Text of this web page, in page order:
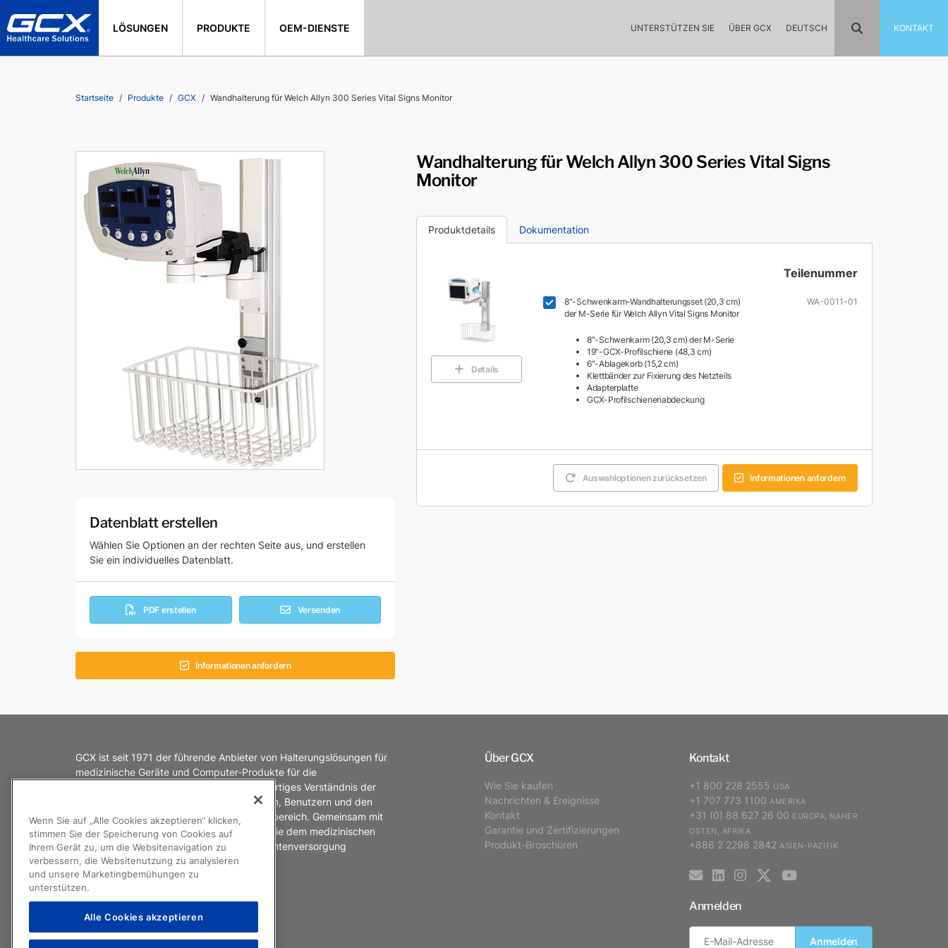
LÖSUNGEN PRODUKTE OEM-DIENSTE UNTERSTÜTZEN SIE ÜBER GCX DEUTSCH KONTAKT
Startseite Produkte GCX Wandhalterung für Welch Allyn 300 Series Vital Signs Monitor
Datenblatt erstellen
Wählen Sie Optionen an der rechten Seite aus, und erstellen
Sie ein individuelles Datenblatt.
PDF erstellen Versenden
Informationen anfordern
Wandhalterung für Welch Allyn 300 Series Vital Signs
Monitor
Produktdetails Dokumentation
Details
Teilenummer
8"-Schwenkarm-Wandhalterungsset (20,3 cm)
der M-Serie für Welch Allyn Vital Signs Monitor
8″-Schwenkarm (20,3 cm) der M-Serie
19″-GCX-Profilschiene (48,3 cm)
6″-Ablagekorb (15,2 cm)
Klettbänder zur Fixierung des Netzteils
Adapterplatte
GCX-Profilschienenabdeckung
WA-0011-01
Auswahloptionen zurücksetzen Informationen anfordern
GCX ist seit 1971 der führende Anbieter von Halterungslösungen für
medizinische Geräte und Computer-Produkte für die
Gesundheitsbranche. Wir haben ein einzigartiges Verständnis der
Interaktion zwischen medizinischen Geräten, Benutzern und den
spezifischen Umgebungen im Gesundheitsbereich. Gemeinsam mit
Ihnen entwickeln wir Halterungslösungen, die dem medizinischen
und Pflegepersonal die bestmögliche Patientenversorgung
ermöglichen.
Über GCX
Wie Sie kaufen
Nachrichten & Ereignisse
Kontakt
Garantie und Zertifizierungen
Produkt-Broschüren
Kontakt
+1 800 228 2555 USA
+1 707 773 1100 AMERIKA
+31 (0) 88 627 26 00 EUROPA, NAHER
OSTEN, AFRIKA
+886 2 2298 2842 ASIEN-PAZIFIK
Anmelden
Anmelden
Wenn Sie auf „Alle Cookies akzeptieren“ klicken,
stimmen Sie der Speicherung von Cookies auf
Ihrem Gerät zu, um die Websitenavigation zu
verbessern, die Websitenutzung zu analysieren
und unsere Marketingbemühungen zu
unterstützen.
Alle Cookies akzeptieren